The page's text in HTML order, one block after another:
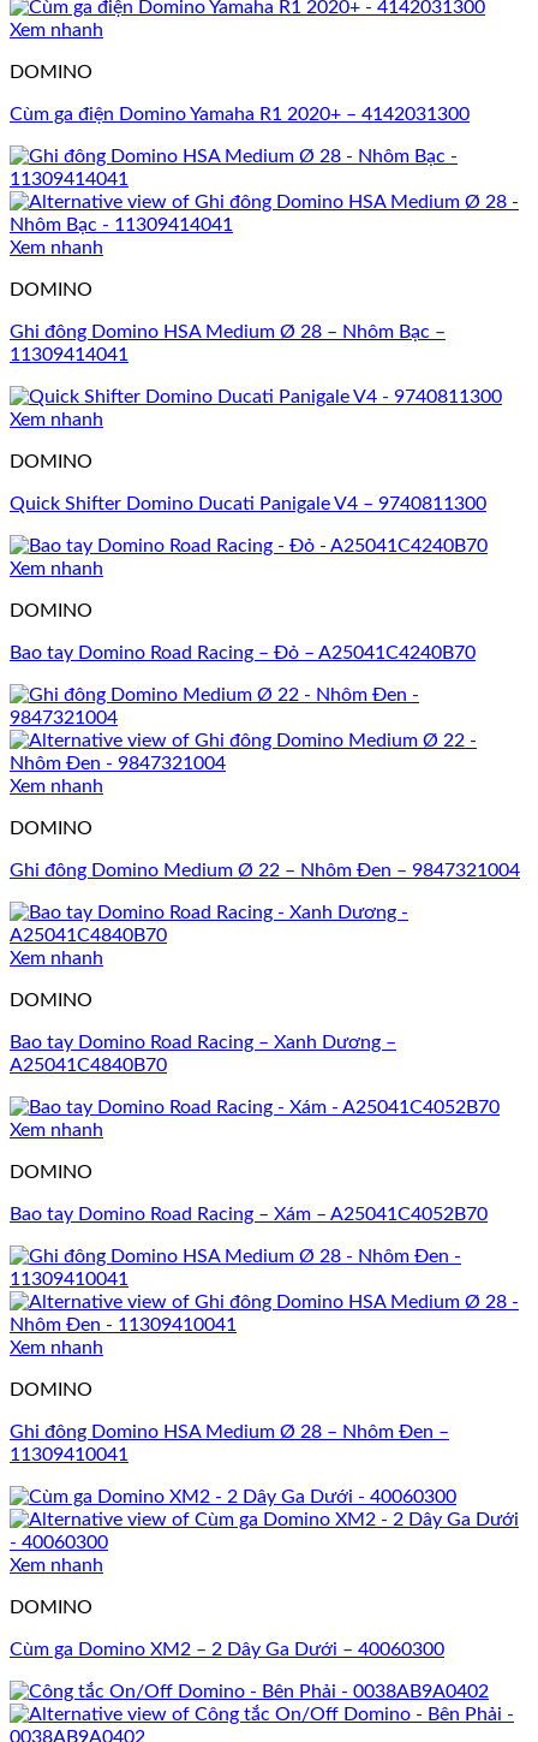
Xem nhanh
DOMINO
Cùm ga điện Domino Yamaha R1 2020+ – 4142031300
Xem nhanh
DOMINO
Ghi đông Domino HSA Medium Ø 28 – Nhôm Bạc –
11309414041
Xem nhanh
DOMINO
Quick Shifter Domino Ducati Panigale V4 – 9740811300
Xem nhanh
DOMINO
Bao tay Domino Road Racing – Đỏ – A25041C4240B70
Xem nhanh
DOMINO
Ghi đông Domino Medium Ø 22 – Nhôm Đen – 9847321004
Xem nhanh
DOMINO
Bao tay Domino Road Racing – Xanh Dương –
A25041C4840B70
Xem nhanh
DOMINO
Bao tay Domino Road Racing – Xám – A25041C4052B70
Xem nhanh
DOMINO
Ghi đông Domino HSA Medium Ø 28 – Nhôm Đen –
11309410041
Xem nhanh
DOMINO
Cùm ga Domino XM2 – 2 Dây Ga Dưới – 40060300